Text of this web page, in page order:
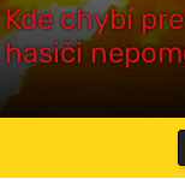
Kde chybí
hasiči